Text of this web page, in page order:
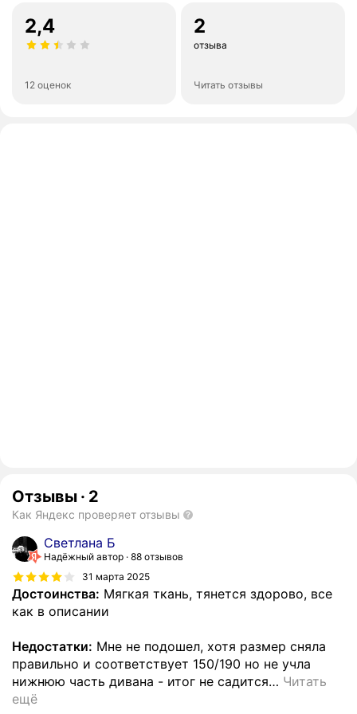
2,4
12 оценок
2
отзыва
Читать отзывы
Отзывы · 2
Как Яндекс проверяет отзывы
Светлана Б
Надёжный автор 88 отзывов
31 марта 2025
Достоинства: Мягкая ткань, тянется здорово, все
как в описании
Недостатки: Мне не подошел, хотя размер сняла
правильно и соответствует 150/190 но не учла
нижнюю часть дивана - итог не садится… Читать
ещё